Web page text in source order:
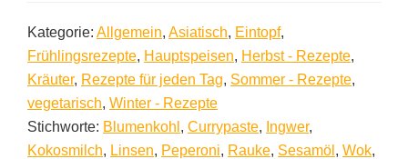
Kategorie: Allgemein, Asiatisch, Eintopf,
Frühlingsrezepte, Hauptspeisen, Herbst - Rezepte,
Kräuter, Rezepte für jeden Tag, Sommer - Rezepte,
vegetarisch, Winter - Rezepte
Stichworte: Blumenkohl , Currypaste, Ingwer,
Kokosmilch, Linsen, Peperoni, Rauke, Sesamöl , Wok,